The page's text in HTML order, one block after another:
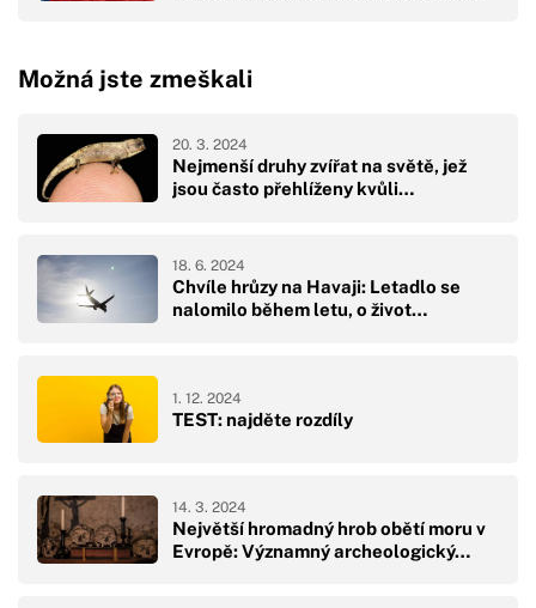
Možná jste zmeškali
Nejmenší druhy zvířat na světě, jež
jsou často přehlíženy kvůli…
20. 3. 2024
Chvíle hrůzy na Havaji: Letadlo se
nalomilo během letu, o život…
18. 6. 2024
TEST: najděte rozdíly
1. 12. 2024
Největší hromadný hrob obětí moru v
Evropě: Významný archeologický…
14. 3. 2024